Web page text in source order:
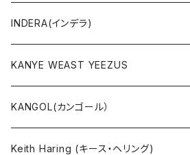
ボトムス
セットアップ
小物・雑貨
タンクトップ
INDERA(インデラ)
KANYE WEAST YEEZUS
KANGOL(カンゴール）
Keith Haring (キース・ヘリング)